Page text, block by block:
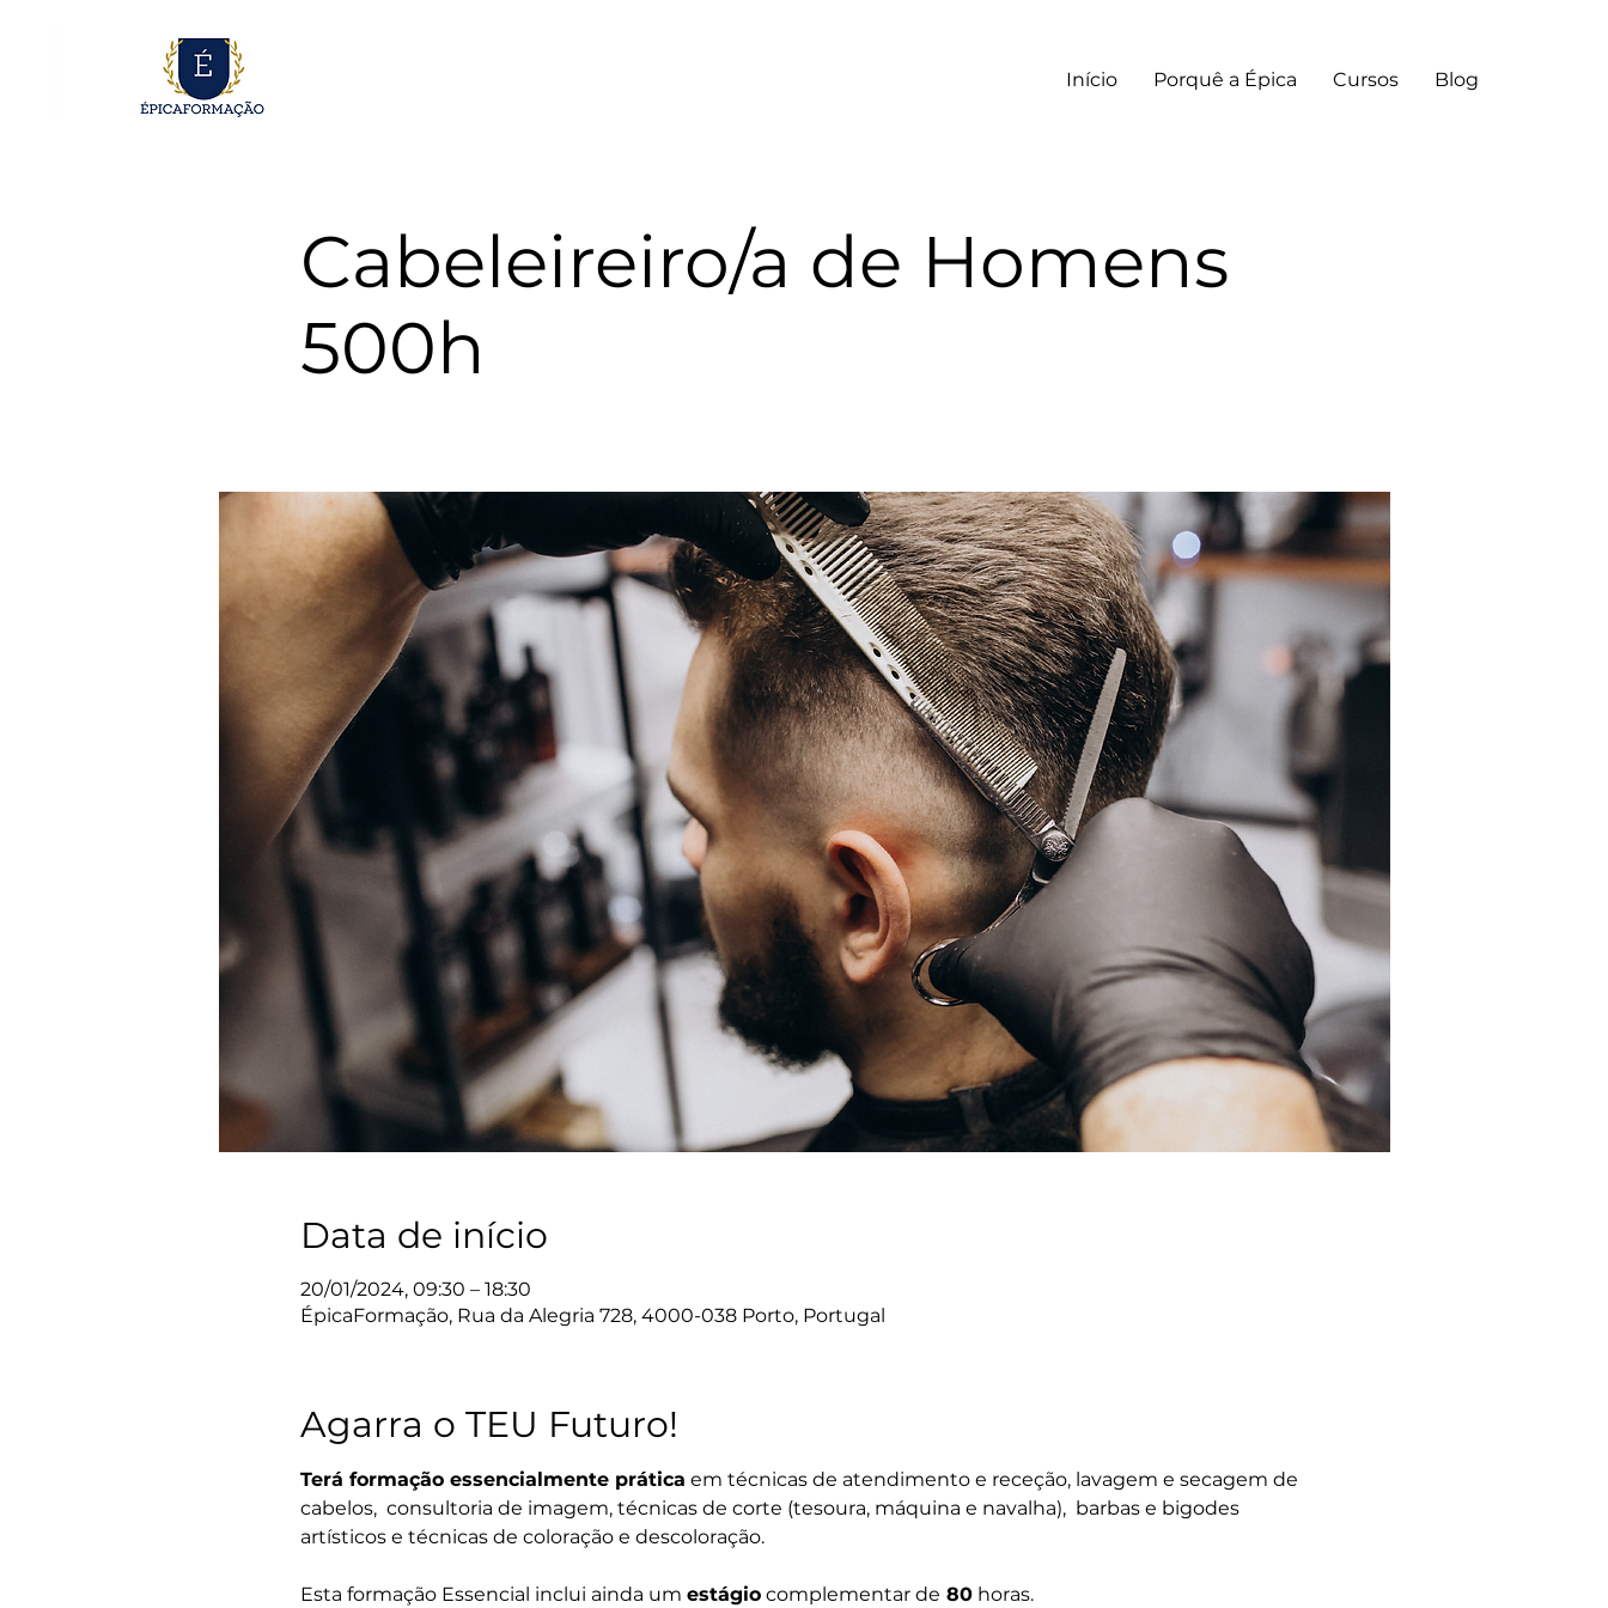
Início Porquê a Épica Cursos Blog
Cabeleireiro/a de Homens
500h
Data de início
20/01/2024, 09:30 – 18:30
ÉpicaFormação, Rua da Alegria 728, 4000-038 Porto, Portugal
Agarra o TEU Futuro!
Terá formação essencialmente prática em técnicas de atendimento e receção, lavagem e secagem de
cabelos,  consultoria de imagem, técnicas de corte (tesoura, máquina e navalha),  barbas e bigodes
artísticos e técnicas de coloração e descoloração.
Esta formação Essencial inclui ainda um estágio complementar de 80 horas.